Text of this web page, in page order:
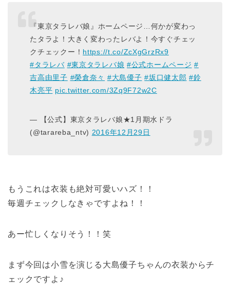
『東京タラレバ娘』ホームページ…何かが変わっ
たタラよ！大きく変わったレバよ！今すぐチェッ
クチェックー！ https://t.co/ZcXgGrzRx9
#タラレバ #東京タラレバ娘 #公式ホームページ #
吉高由里子 #榮倉奈々 #大島優子 #坂口健太郎 #鈴
木亮平 pic.twitter.com/3Zq9F72w2C
— 【公式】東京タラレバ娘★1月期水ドラ
(@tarareba_ntv) 2016年12月29日
もうこれは衣装も絶対可愛いハズ！！
毎週チェックしなきゃですよね！！
あー忙しくなりそう！！笑
まず今回は小雪を演じる大島優子ちゃんの衣装からチ
ェックですよ♪